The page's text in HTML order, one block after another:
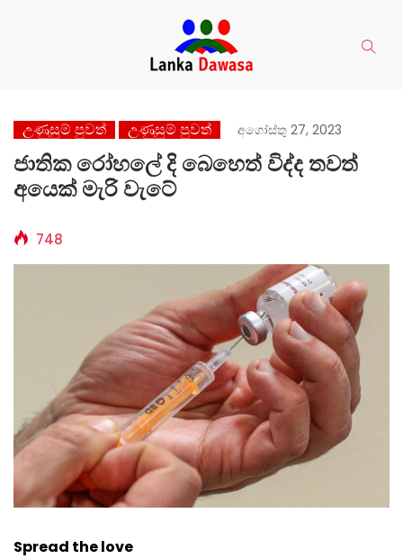
උණුසුම් පුවත් උණුසුම් පුවත් අගෝස්තු 27, 2023
ජාතික රෝහලේ දි බෙහෙත් විද්ද තවත්
අයෙක් මැරි වැටේ
748
Spread the love